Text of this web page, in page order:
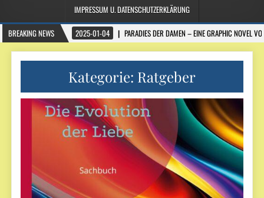
IMPRESSUM U. DATENSCHUTZERKLÄRUNG
BREAKING NEWS
2025-01-04 PARADIES DER DAMEN – EINE GRAPHIC NOVEL
Kategorie: Ratgeber